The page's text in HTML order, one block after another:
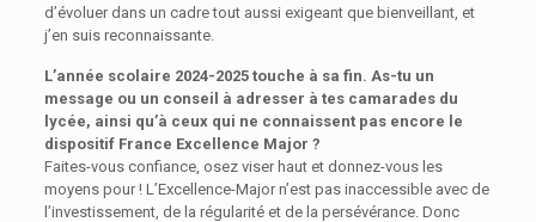
d’évoluer dans un cadre tout aussi exigeant que bienveillant, et
j’en suis reconnaissante.
L’année scolaire 2024-2025 touche à sa fin. As-tu un
message ou un conseil à adresser à tes camarades du
lycée, ainsi qu’à ceux qui ne connaissent pas encore le
dispositif France Excellence Major ?
Faites-vous confiance, osez viser haut et donnez-vous les
moyens pour ! L’Excellence-Major n’est pas inaccessible avec de
l’investissement, de la régularité et de la persévérance. Donc